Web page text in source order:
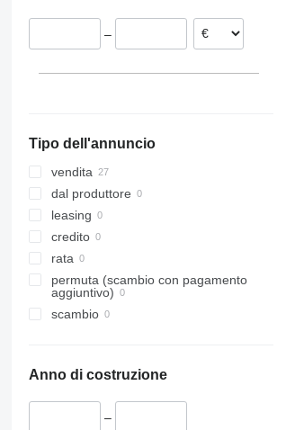
–
Tipo dell'annuncio
vendita
dal produttore
leasing
credito
rata
permuta (scambio con pagamento
aggiuntivo)
scambio
Anno di costruzione
–